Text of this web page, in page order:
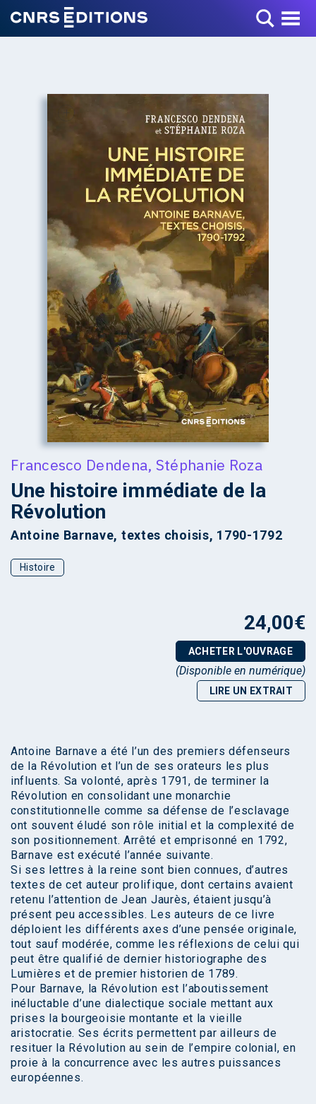
Toggle Menu
Francesco Dendena, Stéphanie Roza
Une histoire immédiate de la
Révolution
Antoine Barnave, textes choisis, 1790-1792
Histoire
24,00€
ACHETER L'OUVRAGE
(Disponible en numérique)
LIRE UN EXTRAIT
Antoine Barnave a été l’un des premiers défenseurs
de la Révolution et l’un de ses orateurs les plus
influents. Sa volonté, après 1791, de terminer la
Révolution en consolidant une monarchie
constitutionnelle comme sa défense de l’esclavage
ont souvent éludé son rôle initial et la complexité de
son positionnement. Arrêté et emprisonné en 1792,
Barnave est exécuté l’année suivante.
Si ses lettres à la reine sont bien connues, d’autres
textes de cet auteur prolifique, dont certains avaient
retenu l’attention de Jean Jaurès, étaient jusqu’à
présent peu accessibles. Les auteurs de ce livre
déploient les différents axes d’une pensée originale,
tout sauf modérée, comme les réflexions de celui qui
peut être qualifié de dernier historiographe des
Lumières et de premier historien de 1789.
Pour Barnave, la Révolution est l’aboutissement
inéluctable d’une dialectique sociale mettant aux
prises la bourgeoisie montante et la vieille
aristocratie. Ses écrits permettent par ailleurs de
resituer la Révolution au sein de l’empire colonial, en
proie à la concurrence avec les autres puissances
européennes.